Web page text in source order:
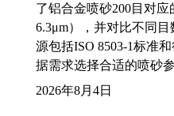
了铝合金喷砂200目对应
6.3μm），并对比不同
源包括ISO 8503-1标准
据需求选择合适的喷砂参
2026年8月4日